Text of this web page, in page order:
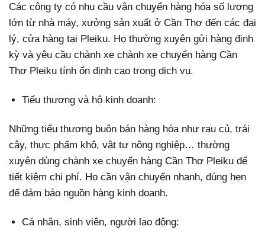
Các công ty có nhu cầu vận chuyển hàng hóa số lượng
lớn từ nhà máy, xưởng sản xuất ở Cần Thơ đến các đại
lý, cửa hàng tại Pleiku. Họ thường xuyên gửi hàng định
kỳ và yêu cầu chành xe chành xe chuyển hàng Cần
Thơ Pleiku tính ổn định cao trong dịch vụ.
Tiểu thương và hộ kinh doanh:
Những tiểu thương buôn bán hàng hóa như rau củ, trái
cây, thực phẩm khô, vật tư nông nghiệp… thường
xuyên dùng chành xe chuyển hàng Cần Thơ Pleiku để
tiết kiệm chi phí. Họ cần vận chuyển nhanh, đúng hẹn
để đảm bảo nguồn hàng kinh doanh.
Cá nhân, sinh viên, người lao động: